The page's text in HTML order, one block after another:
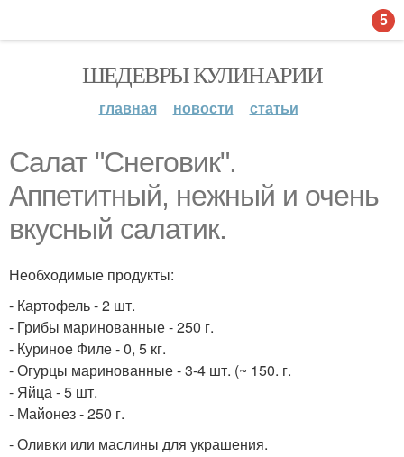
ШЕДЕВРЫ КУЛИНАРИИ
главная новости статьи
Салат "Снеговик".
Аппетитный, нежный и очень
вкусный салатик.
Необходимые продукты:
- Картофель - 2 шт.
- Грибы маринованные - 250 г.
- Куриное Филе - 0, 5 кг.
- Огурцы маринованные - 3-4 шт. (~ 150. г.
- Яйца - 5 шт.
- Майонез - 250 г.
- Оливки или маслины для украшения.
5